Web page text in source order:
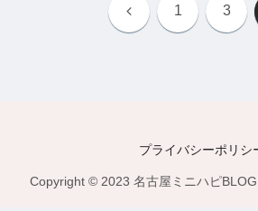
前 1 3
プライバシーポリシ
Copyright © 2023 名古屋ミニハピBLOG